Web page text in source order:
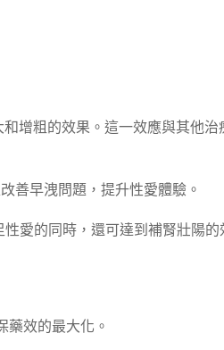
增粗的效果。這一效應與其他
善早洩問題，提升性愛體驗。
愛的同時，還可達到補腎壯陽
效的最大化。